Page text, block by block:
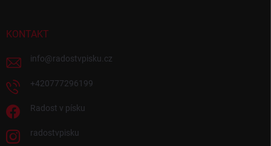
KONTAKT
info@radostvpisku.cz
+420777296199
Radost v písku
radostvpisku